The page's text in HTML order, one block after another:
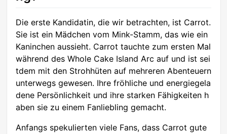
Die erste Kandidatin, die wir betrachten, ist Carrot.
Sie ist ein Mädchen vom Mink-Stamm, das wie ein
Kaninchen aussieht. Carrot tauchte zum ersten Mal
während des Whole Cake Island Arc auf und ist sei
tdem mit den Strohhüten auf mehreren Abenteuern
unterwegs gewesen. Ihre fröhliche und energiegela
dene Persönlichkeit und ihre starken Fähigkeiten h
aben sie zu einem Fanliebling gemacht.
Anfangs spekulierten viele Fans, dass Carrot gute